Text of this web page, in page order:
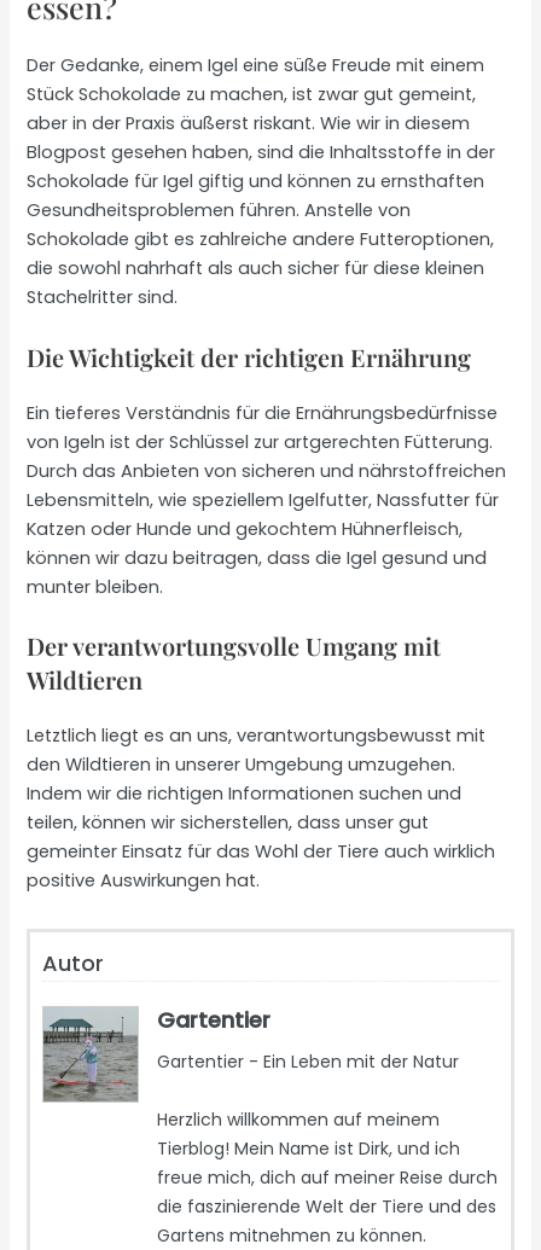
Der Gedanke, einem Igel eine süße Freude mit einem
Stück Schokolade zu machen, ist zwar gut gemeint,
aber in der Praxis äußerst riskant. Wie wir in diesem
Blogpost gesehen haben, sind die Inhaltsstoffe in der
Schokolade für Igel giftig und können zu ernsthaften
Gesundheitsproblemen führen. Anstelle von
Schokolade gibt es zahlreiche andere Futteroptionen,
die sowohl nahrhaft als auch sicher für diese kleinen
Stachelritter sind.
Die Wichtigkeit der richtigen Ernährung
Ein tieferes Verständnis für die Ernährungsbedürfnisse
von Igeln ist der Schlüssel zur artgerechten Fütterung.
Durch das Anbieten von sicheren und nährstoffreichen
Lebensmitteln, wie speziellem Igelfutter, Nassfutter für
Katzen oder Hunde und gekochtem Hühnerfleisch,
können wir dazu beitragen, dass die Igel gesund und
munter bleiben.
Der verantwortungsvolle Umgang mit
Wildtieren
Letztlich liegt es an uns, verantwortungsbewusst mit
den Wildtieren in unserer Umgebung umzugehen.
Indem wir die richtigen Informationen suchen und
teilen, können wir sicherstellen, dass unser gut
gemeinter Einsatz für das Wohl der Tiere auch wirklich
positive Auswirkungen hat.
Autor
Gartentier
Gartentier - Ein Leben mit der Natur
Herzlich willkommen auf meinem
Tierblog! Mein Name ist Dirk, und ich
freue mich, dich auf meiner Reise durch
die faszinierende Welt der Tiere und des
Gartens mitnehmen zu können.